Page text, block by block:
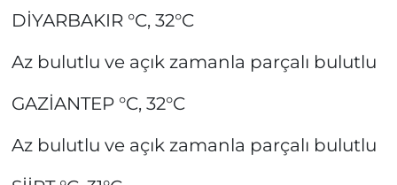
DİYARBAKIR °C, 32°C
Az bulutlu ve açık zamanla parçalı bulutlu
GAZİANTEP °C, 32°C
Az bulutlu ve açık zamanla parçalı bulutlu